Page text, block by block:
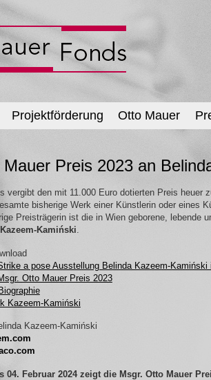
Projektförderung Otto Mauer
Preis 2023 an
vergibt den mit 11.000 Euro dotierten Preis heuer
bisherige Werk einer Künstlerin oder eines
Preisträgerin ist die in Wien geborene, lebende
Kamiński.
a pose Ausstellung Belinda Kazeem-
Otto Mauer Preis 2023
Kazeem-Kamiński
Kazeem-Kamiński
04. Februar 2024 zeigt die Msgr. Otto Mauer